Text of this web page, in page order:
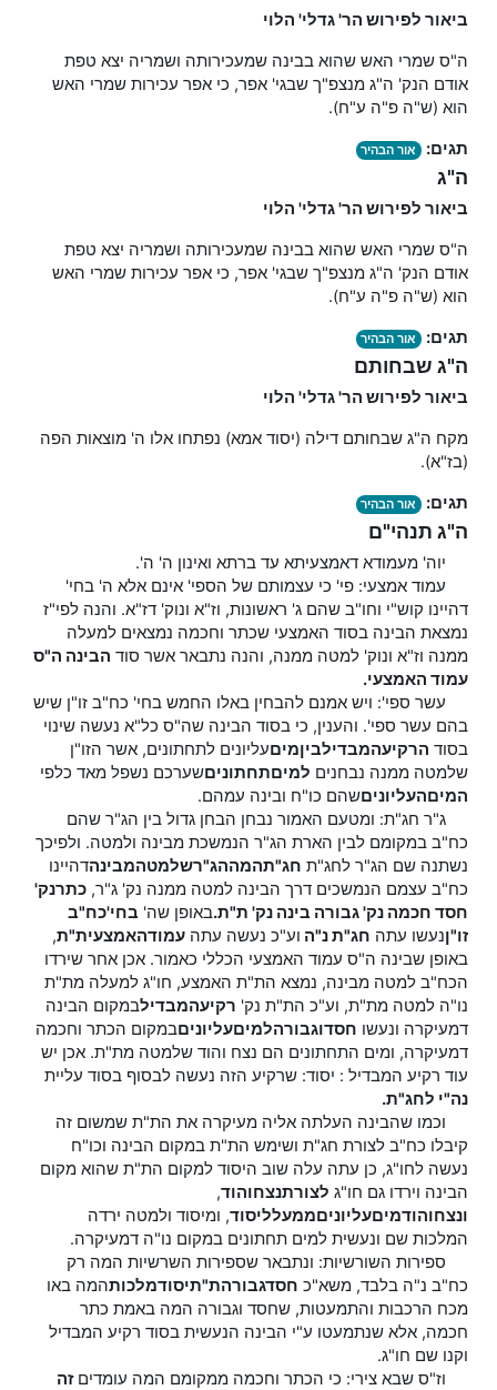
ביאור לפירוש הר' גדלי' הלוי
ה"ס שמרי האש שהוא בבינה שמעכירותה ושמריה יצא טפת
אודם הנק' ה"ג מנצפ"ך שבגי' אפר, כי אפר עכירות שמרי האש
הוא (ש"ה פ"ה ע"ח).
תגים: אור הבהיר
ה"ג
ביאור לפירוש הר' גדלי' הלוי
ה"ס שמרי האש שהוא בבינה שמעכירותה ושמריה יצא טפת
אודם הנק' ה"ג מנצפ"ך שבגי' אפר, כי אפר עכירות שמרי האש
הוא (ש"ה פ"ה ע"ח).
תגים: אור הבהיר
ה"ג שבחותם
ביאור לפירוש הר' גדלי' הלוי
מקח ה"ג שבחותם דילה (יסוד אמא) נפתחו אלו ה' מוצאות הפה
(בז"א).
תגים: אור הבהיר
ה"ג תנהי"ם
יוה' מעמודא דאמצעיתא עד ברתא ואינון ה' ה'.
עמוד אמצעי: פי' כי עצמותם של הספי' אינם אלא ה' בחי'
דהיינו קוש"י וחו"ב שהם ג' ראשונות, וז"א ונוק' דז"א. והנה לפי"ז
נמצאת הבינה בסוד האמצעי שכתר וחכמה נמצאים למעלה
ממנה וז"א ונוק' למטה ממנה, והנה נתבאר אשר סוד הבינה ה"ס
עמוד האמצעי.
עשר ספי': ויש אמנם להבחין באלו החמש בחי' כח"ב זו"ן שיש
בהם עשר ספי'. והענין, כי בסוד הבינה שה"ס כל"א נעשה שינוי
בסוד הרקיעהמבדילביןמיםעליונים לתחתונים, אשר הזו"ן
שלמטה ממנה נבחנים למיםתחתוניםשערכם נשפל מאד כלפי
המיםהעליוניםשהם כו"ח ובינה עמהם.
ג"ר חג"ת: ומטעם האמור נבחן הבחן גדול בין הג"ר שהם
כח"ב במקומם לבין הארת הג"ר הנמשכת מבינה ולמטה. ולפיכך
נשתנה שם הג"ר לחג"ת חג"תהמההג"רשלמטהמבינהדהיינו
כח"ב עצמם הנמשכים דרך הבינה למטה ממנה נק' ג"ר,כתרנק'
חסד חכמה נק' גבורה בינה נק' ת"ת.באופן שה' בחי'כח"ב
זו"ןנעשו עתה חג"ת נ"ה וע"כ נעשה עתהעמודהאמצעית"ת,
באופן שבינה ה"ס עמוד האמצעי הכללי כאמור. אכן אחר שירדו
הכח"ב למטה מבינה, נמצא הת"ת האמצע, חו"ג למעלה מת"ת
נו"ה למטה מת"ת, וע"כ הת"ת נק' רקיעהמבדילבמקום הבינה
דמעיקרה ונעשו חסדוגבורהלמיםעליוניםבמקום הכתר וחכמה
דמעיקרה, ומים התחתונים הם נצח והוד שלמטה מת"ת. אכן יש
עוד רקיע המבדיל : יסוד: שרקיע הזה נעשה לבסוף בסוד עליית
נה"י לחג"ת.
וכמו שהבינה העלתה אליה מעיקרה את הת"ת שמשום זה
קיבלו כח"ב לצורת חג"ת ושימש הת"ת במקום הבינה וכו"ח
נעשה לחו"ג, כן עתה עלה שוב היסוד למקום הת"ת שהוא מקום
הבינה וירדו גם חו"ג לצורתנצחוהוד,
ונצחוהודמיםעליוניםממעלליסוד, ומיסוד ולמטה ירדה
המלכות שם ונעשית למים תחתונים במקום נו"ה דמעיקרה.
ספירות השורשיות: ונתבאר שספירות השרשיות המה רק
כח"ב נ"ה בלבד, משא"כ חסדגבורהת"תיסודמלכותהמה באו
מכח הרכבות והתמעטות, שחסד וגבורה המה באמת כתר
חכמה, אלא שנתמעטו ע"י הבינה הנעשית בסוד רקיע המבדיל
וקנו שם חו"ג.
וז"ס שבא צירי: כי הכתר וחכמה ממקומם המה עומדיםזה